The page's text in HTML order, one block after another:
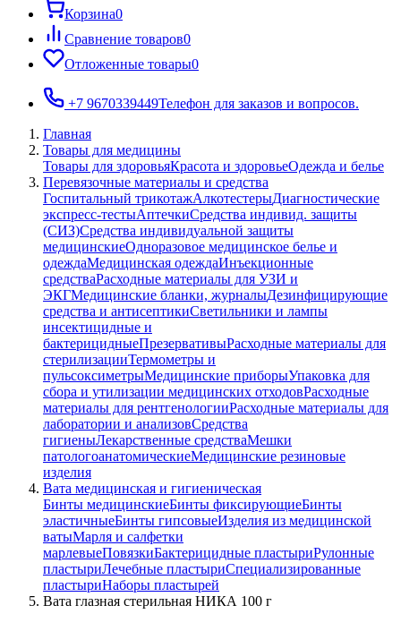
Корзина0
Сравнение товаров0
Отложенные товары0
+7 9670339449Телефон для заказов и вопросов.
Главная
Товары для медицины
Товары для здоровьяКрасота и здоровьеОдежда и белье
Перевязочные материалы и средства
Госпитальный трикотажАлкотестерыДиагностические
экспресс-тестыАптечкиСредства индивид. защиты
(СИЗ)Средства индивидуальной защиты
медицинскиеОдноразовое медицинское белье и
одеждаМедицинская одеждаИнъекционные
средстваРасходные материалы для УЗИ и
ЭКГМедицинские бланки, журналыДезинфицирующие
средства и антисептикиСветильники и лампы
инсектицидные и
бактерицидныеПрезервативыРасходные материалы для
стерилизацииТермометры и
пульсоксиметрыМедицинские приборыУпаковка для
сбора и утилизации медицинских отходовРасходные
материалы для рентгенологииРасходные материалы для
лаборатории и анализовСредства
гигиеныЛекарственные средстваМешки
патологоанатомическиеМедицинские резиновые
изделия
Вата медицинская и гигиеническая
Бинты медицинскиеБинты фиксирующиеБинты
эластичныеБинты гипсовыеИзделия из медицинской
ватыМарля и салфетки
марлевыеПовязкиБактерицидные пластыриРулонные
пластыриЛечебные пластыриСпециализированные
пластыриНаборы пластырей
Вата глазная стерильная НИКА 100 г